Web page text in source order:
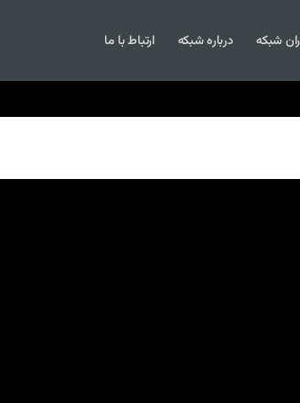
شبکه درباره شبکه ارتباط با ما